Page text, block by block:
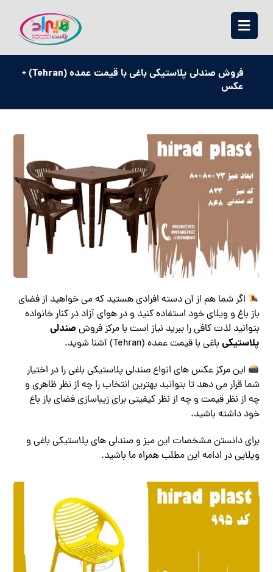
فروش صندلی پلاستیکی باغی با قیمت عمده (Tehran) +
عکس
اگر شما هم از آن دسته افرادی هستید که می خواهید از فضای
باز باغ و ویلای خود استفاده کنید و در هوای آزاد در کنار خانواده
بتوانید لذت کافی را ببرید نیاز است با مرکز فروش صندلی
پلاستیکی باغی با قیمت عمده (Tehran) آشنا شوید.
این مرکز عکس های انواع صندلی پلاستیکی باغی را در اختیار
شما قرار می دهد تا بتوانید بهترین انتخاب را چه از نظر ظاهری و
چه از نظر قیمت و چه از نظر کیفیتی برای زیباسازی فضای باز باغ
خود داشته باشید.
برای دانستن مشخصات این میز و صندلی های پلاستیکی باغی و
ویلایی در ادامه این مطلب همراه ما باشید.